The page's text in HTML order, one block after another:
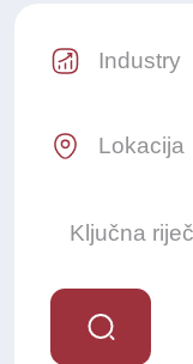
Industry Select
Location